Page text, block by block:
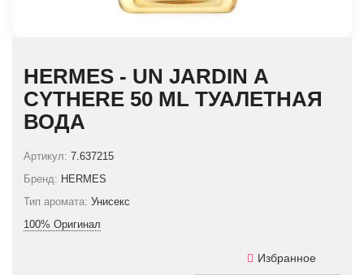
HERMES - UN JARDIN А
CYTHERE 50 ML ТУАЛЕТНАЯ
ВОДА
Артикул: 7.637215
Бренд: HERMES
Тип аромата: Унисекс
100% Оригинал
Избранное